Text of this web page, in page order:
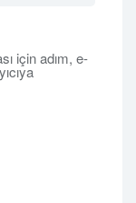
için adım, e-